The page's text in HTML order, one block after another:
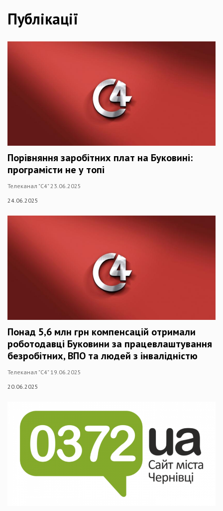
Публікації
Порівняння заробітних плат на Буковині:
програмісти не у топі
Телеканал "С4" 23.06.2025
24.06.2025
Понад 5,6 млн грн компенсацій отримали
роботодавці Буковини за працевлаштування
безробітних, ВПО та людей з інвалідністю
Телеканал "С4" 19.06.2025
20.06.2025